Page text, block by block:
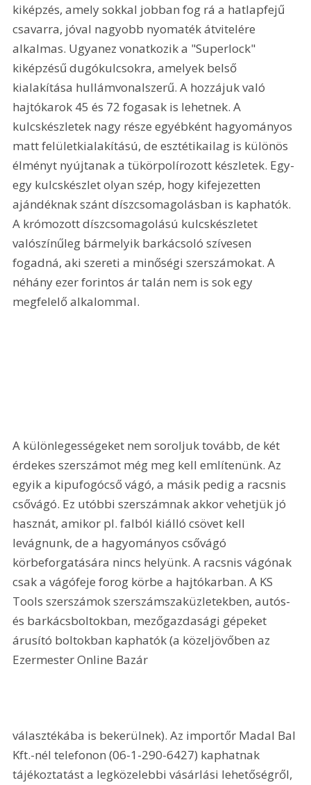
kiképzés, amely sokkal jobban fog rá a hatlapfejű
csavarra, jóval nagyobb nyomaték átvitelére
alkalmas. Ugyanez vonatkozik a "Superlock"
kiképzésű dugókulcsokra, amelyek belső
kialakítása hullámvonalszerű. A hozzájuk való
hajtókarok 45 és 72 fogasak is lehetnek. A
kulcskészletek nagy része egyébként hagyományos
matt felületkialakítású, de esztétikailag is különös
élményt nyújtanak a tükörpolírozott készletek. Egy-
egy kulcskészlet olyan szép, hogy kifejezetten
ajándéknak szánt díszcsomagolásban is kaphatók.
A krómozott díszcsomagolású kulcskészletet
valószínűleg bármelyik barkácsoló szívesen
fogadná, aki szereti a minőségi szerszámokat. A
néhány ezer forintos ár talán nem is sok egy
megfelelő alkalommal.
A különlegességeket nem soroljuk tovább, de két
érdekes szerszámot még meg kell említenünk. Az
egyik a kipufogócső vágó, a másik pedig a racsnis
csővágó. Ez utóbbi szerszámnak akkor vehetjük jó
hasznát, amikor pl. falból kiálló csövet kell
levágnunk, de a hagyományos csővágó
körbeforgatására nincs helyünk. A racsnis vágónak
csak a vágófeje forog körbe a hajtókarban. A KS
Tools szerszámok szerszámszaküzletekben, autós-
és barkácsboltokban, mezőgazdasági gépeket
árusító boltokban kaphatók (a közeljövőben az
Ezermester Online Bazár
választékába is bekerülnek). Az importőr Madal Bal
Kft.-nél telefonon (06-1-290-6427) kaphatnak
tájékoztatást a legközelebbi vásárlási lehetőségről,